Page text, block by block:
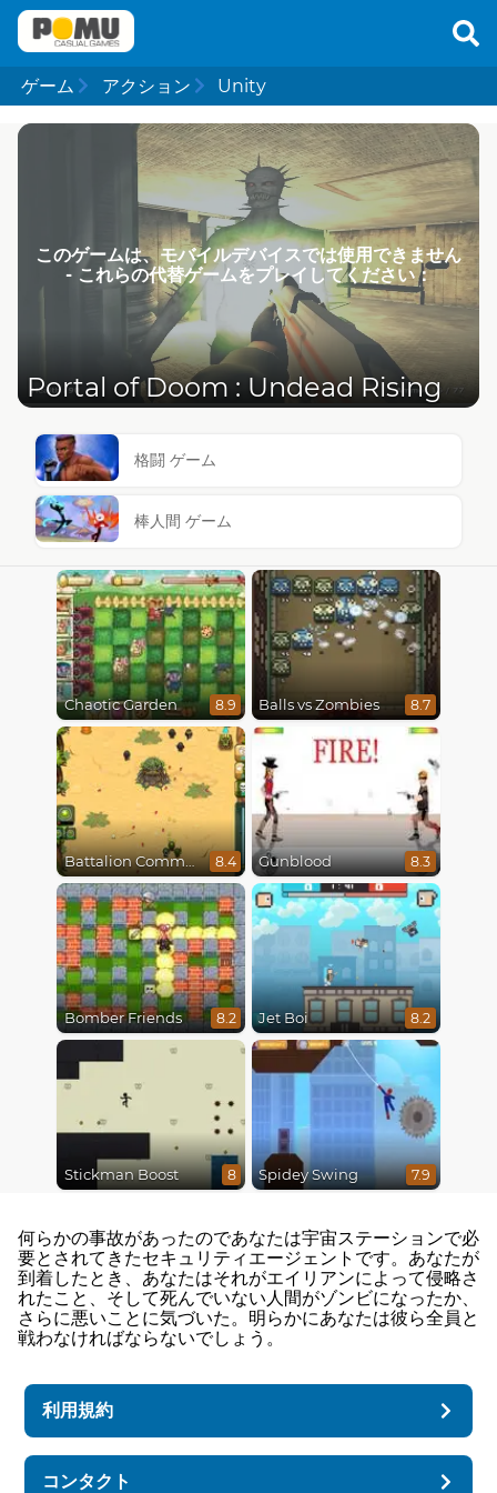
ゲーム アクション Unity
このゲームは、モバイルデバイスでは使用できません
- これらの代替ゲームをプレイしてください：
Portal of Doom : Undead Rising
格闘 ゲーム
棒人間 ゲーム
Chaotic Garden 8.9 Balls vs Zombies 8.7
Battalion Commander 8.4 Gunblood 8.3
Bomber Friends 8.2 Jet Boi 8.2
Stickman Boost 8 Spidey Swing 7.9
何らかの事故があったのであなたは宇宙ステーションで必
要とされてきたセキュリティエージェントです。あなたが
到着したとき、あなたはそれがエイリアンによって侵略さ
れたこと、そして死んでいない人間がゾンビになったか、
さらに悪いことに気づいた。明らかにあなたは彼ら全員と
戦わなければならないでしょう。
利用規約
コンタクト